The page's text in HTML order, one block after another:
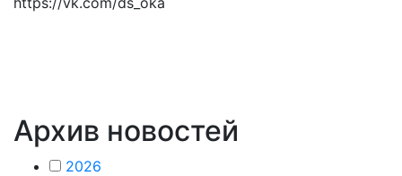
Архив новостей
2026